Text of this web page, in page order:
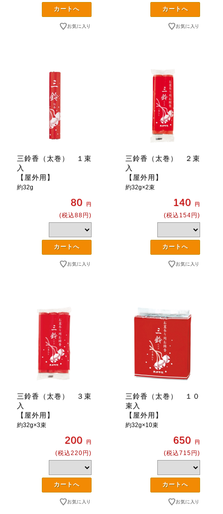
三鈴香（太巻） １束
入
【屋外用】
約32g
80 円
(税込88円)
三鈴香（太巻） ２束
入
【屋外用】
約32g×2束
140 円
(税込154円)
三鈴香（太巻） ３束
入
【屋外用】
約32g×3束
200 円
(税込220円)
三鈴香（太巻） １０
束入
【屋外用】
約32g×10束
650 円
(税込715円)